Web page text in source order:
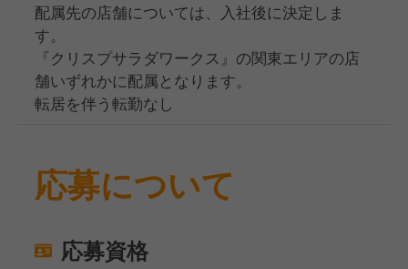
配属先の店舗については、入社後に決定しま
す。
『クリスプサラダワークス』の関東エリアの店
舗いずれかに配属となります。
転居を伴う転勤なし
応募について
応募資格